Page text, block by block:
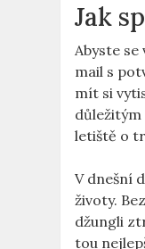
Jak
Abyste
mail s
mít si
důležitým
letiště o
V dnešní
životy.
džungli
tou